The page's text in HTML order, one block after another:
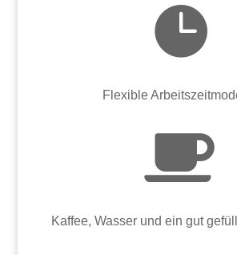

Flexible

Kaffee, Wasser und ein gut